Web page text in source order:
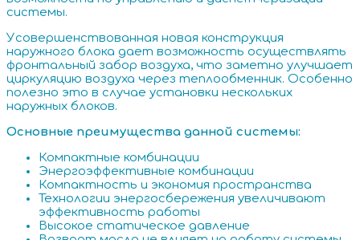
системы.
Усовершенствованная новая конструкция
наружного блока дает возможность осуществлять
фронтальный забор воздуха, что заметно улучшает
циркуляцию воздуха через теплообменник. Особенно
полезно это в случае установки нескольких
наружных блоков.
Основные преимущества данной системы:
Компактные комбинации
Энергоэффективные комбинации
Компактность и экономия пространства
Технологии энергосбережения увеличивают
эффективность работы
Высокое статическое давление